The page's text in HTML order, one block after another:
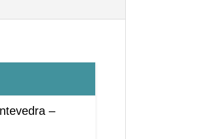
–